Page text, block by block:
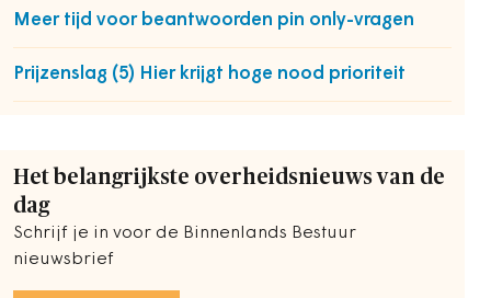
Meer tijd voor beantwoorden pin only-vragen
Prijzenslag (5) Hier krijgt hoge nood prioriteit
Het belangrijkste overheidsnieuws van de
dag
Schrijf je in voor de Binnenlands Bestuur
nieuwsbrief